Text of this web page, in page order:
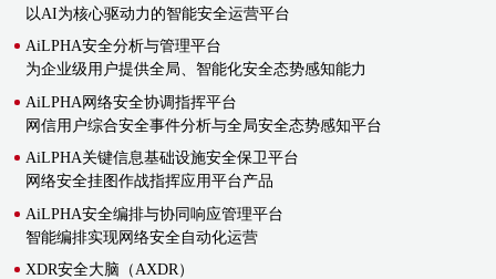
以AI为核心驱动力的智能安全运营平台
AiLPHA安全分析与管理平台
为企业级用户提供全局、智能化安全态势感知能力
AiLPHA网络安全协调指挥平台
网信用户综合安全事件分析与全局安全态势感知平台
AiLPHA关键信息基础设施安全保卫平台
网络安全挂图作战指挥应用平台产品
AiLPHA安全编排与协同响应管理平台
智能编排实现网络安全自动化运营
XDR安全大脑（AXDR）